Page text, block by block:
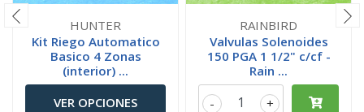
HUNTER
Kit Riego Automatico
Basico 4 Zonas
(interior) ...
VER OPCIONES
RAINBIRD
Valvulas Solenoides
150 PGA 1 1/2" c/cf -
Rain ...
+
-